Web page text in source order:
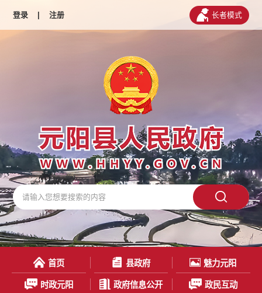
登录 | 注册 长者模式
首页 县政府 魅力元阳
时政元阳 政府信息公开 政民互动